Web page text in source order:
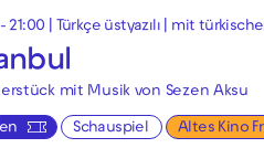
21:00 Türkçe üstyazılı | mit
mit Musik von Sezen Aksu
Schauspiel Altes Kino